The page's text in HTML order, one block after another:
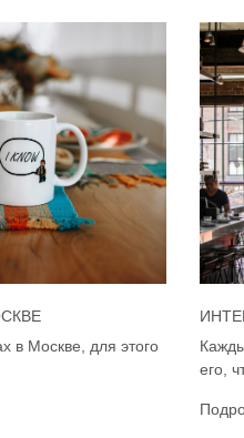
в Москве, для этого
его,